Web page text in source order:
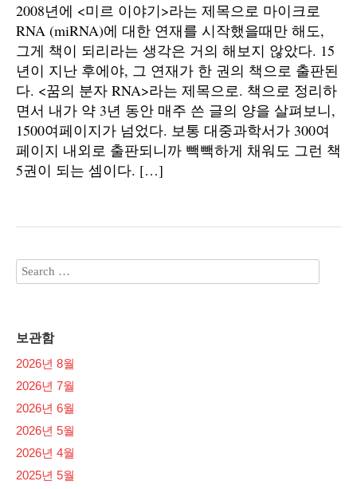
2008년에 <미르 이야기>라는 제목으로 마이크로
RNA (miRNA)에 대한 연재를 시작했을때만 해도,
그게 책이 되리라는 생각은 거의 해보지 않았다. 15
년이 지난 후에야, 그 연재가 한 권의 책으로 출판된
다. <꿈의 분자 RNA>라는 제목으로. 책으로 정리하
면서 내가 약 3년 동안 매주 쓴 글의 양을 살펴보니,
1500여페이지가 넘었다. 보통 대중과학서가 300여
페이지 내외로 출판되니까 빽빽하게 채워도 그런 책
5권이 되는 셈이다. […]
보관함
2026년 8월
2026년 7월
2026년 6월
2026년 5월
2026년 4월
2025년 5월